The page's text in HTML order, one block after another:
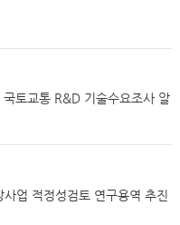
토교통 R&D 기술수요조사 알
업 적정성검토 연구용역 추진